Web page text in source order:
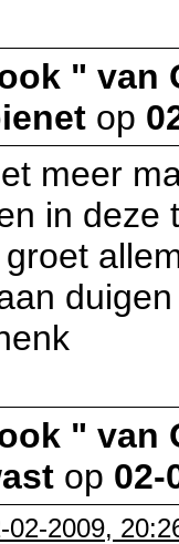
" van
op
meer
in
" van
op 02-
2009,